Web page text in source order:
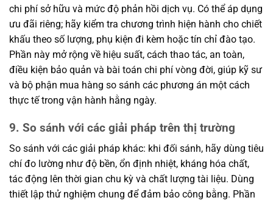
chi phí sở hữu và mức độ phản hồi dịch vụ. Có thể áp dụng
ưu đãi riêng; hãy kiểm tra chương trình hiện hành cho chiết
khấu theo số lượng, phụ kiện đi kèm hoặc tín chỉ đào tạo.
Phần này mở rộng về hiệu suất, cách thao tác, an toàn,
điều kiện bảo quản và bài toán chi phí vòng đời, giúp kỹ sư
và bộ phận mua hàng so sánh các phương án một cách
thực tế trong vận hành hằng ngày.
9. So sánh với các giải pháp trên thị trường
So sánh với các giải pháp khác: khi đối sánh, hãy dùng tiêu
chí đo lường như độ bền, ổn định nhiệt, kháng hóa chất,
tác động lên thời gian chu kỳ và chất lượng tài liệu. Dùng
thiết lập thử nghiệm chung để đảm bảo công bằng. Phần